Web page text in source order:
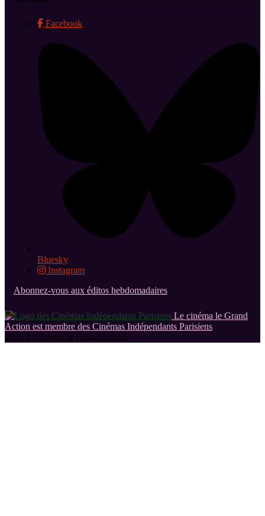
Facebook
Bluesky
Instagram
Abonnez-vous aux éditos hebdomadaires
Le cinéma le Grand
Action est membre des Cinémas Indépendants Parisiens
2026 © Cinéma le Grand Action